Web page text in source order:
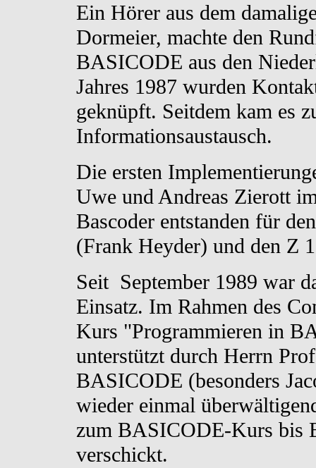
Ein Hörer aus dem
Dormeier, machte den
BASICODE aus den
Jahres 1987 wurden
geknüpft. Seitdem kam es
Informationsaustausch.
Die ersten
Uwe und Andreas Zierott
Bascoder entstanden für
(Frank Heyder) und den Z
Seit September 1989 war
Einsatz. Im Rahmen des
Kurs "Programmieren in
unterstützt durch Herrn
BASICODE (besonders
wieder einmal
zum BASICODE-Kurs bis
verschickt.